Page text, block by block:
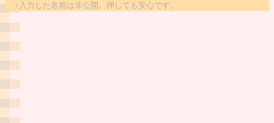
↑入力した名前は非公開。押しても安心です。